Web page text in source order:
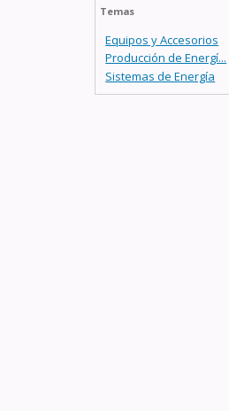
Temas
Equipos y Accesorios
Producción de Energí...
Sistemas de Energía